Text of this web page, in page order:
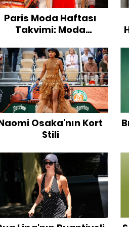
Paris Moda Haftası
Takvimi: Moda
Hangi Defilelerde
Olacak?
Osaka'nın Kort
Stili